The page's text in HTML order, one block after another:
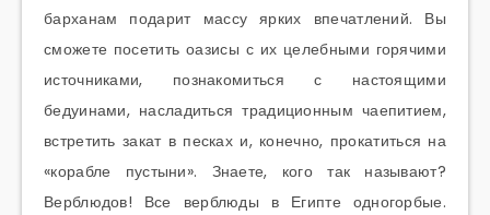
барханам подарит массу ярких впечатлений. Вы
сможете посетить оазисы с их целебными горячими
источниками, познакомиться с настоящими
бедуинами, насладиться традиционным чаепитием,
встретить закат в песках и, конечно, прокатиться на
«корабле пустыни». Знаете, кого так называют?
Верблюдов! Все верблюды в Египте одногорбые.